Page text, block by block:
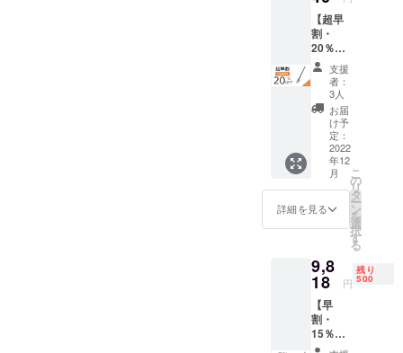
※ご支援
の数が
想定を
上回っ
た場
合、製
造工程
上の都
合等に
より出
荷時期
が遅れ
る場合
がござ
いま
さい。
込）
【内
容】 ■
多機能
シャベ
ル（M
サイ
ズ）×1
■シャベ
ル保護
カバー
×1 ■収
納バッ
グ×1 ■
ショル
日本語
取扱説
明書×1
※ご支援
の数が
想定を
【超早
割・
20％OF
F】
NexToo
l多機能
シャベ
ル（Lサ
イズ）
× 1 一般
販売予
定価格
11,550
円 →
9,240円
（税・
込）
【内
容】 ■
多機能
シャベ
ル（Lサ
イズ）
支援
者：
3人
お届
け予
定：
2022
年12
月
詳細を見る
こ
の
リ
タ
ー
ン
を
選
択
す
る
9,8
18 円
残り
500
【早
割・
15％OF
F】